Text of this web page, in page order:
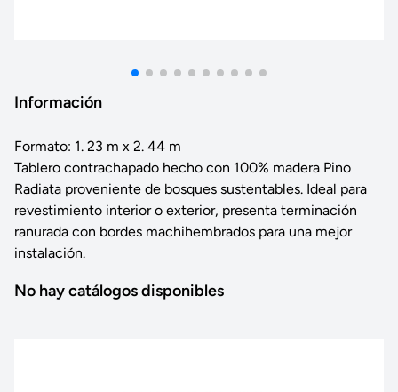
Información
Formato: 1. 23 m x 2. 44 m
Tablero contrachapado hecho con 100% madera Pino
Radiata proveniente de bosques sustentables. Ideal para
revestimiento interior o exterior, presenta terminación
ranurada con bordes machihembrados para una mejor
instalación.
No hay catálogos disponibles